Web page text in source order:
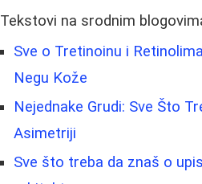
Tekstovi na srodnim
Sve o Tretinoinu i
Negu Kože
Nejednake Grudi: Sve Što
Asimetriji
Sve što treba da znaš o